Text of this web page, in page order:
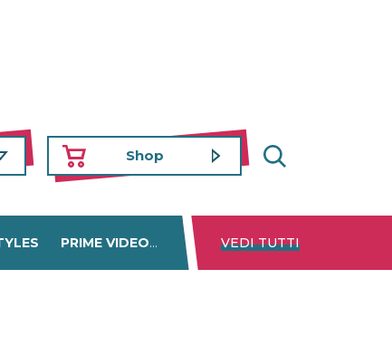
Shop
PRIME VIDEO DISNEY+ NETFLIX
VEDI TUTTI